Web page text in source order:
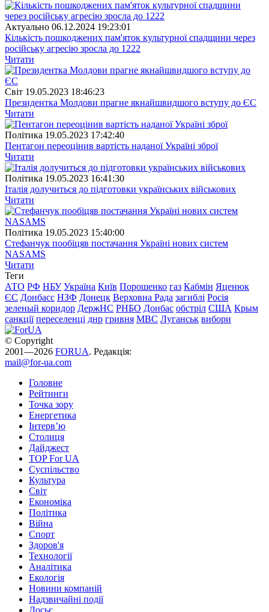
Актуально 06.12.2024 19:23:01
Кількість пошкоджених пам'яток культурної спадщини через
російську агресію зросла до 1222
Читати
Свiт 19.05.2023 18:46:23
Президентка Молдови прагне якнайшвидшого вступу до ЄС
Читати
Полiтика 19.05.2023 17:42:40
Пентагон переоцінив вартість наданої Україні зброї
Читати
Полiтика 19.05.2023 16:41:30
Італія долучиться до підготовки українських військових
Читати
Полiтика 19.05.2023 15:40:00
Стефанчук пообіцяв постачання Україні нових систем
NASAMS
Читати
Теги
АТО РФ НБУ Україна Київ Порошенко газ Кабмін Яценюк
ЄС Донбасс НЗФ Донецк Верховна Рада загиблі Росія
зеленый коридор ДержНС РНБО Донбас обстріл США Крым
санкції переселенці днр гривня МВС Луганськ вибори
© Copyright
2001—2026 FORUA. Редакція:
mail@for-ua.com
Головне
Рейтинги
Точка зору
Енергетика
Інтерв’ю
Столиця
Дайджест
TOP For UA
Суспiльство
Культура
Світ
Економіка
Політика
Війна
Спорт
Здоров'я
Технології
Аналітика
Екологія
Новини компаній
Надзвичайні події
Досьє